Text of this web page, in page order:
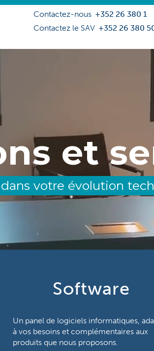
Contactez-nous +352 26 380 1
Contactez le SAV +352 26 380
et
votre évolution
Software
Un panel de logiciels informatiques,
à vos besoins et complémentaires aux
produits que nous proposons.